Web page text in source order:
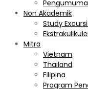
Non Akademik
Study
Mitra
Vietnam
Thailand
Filipina
Program